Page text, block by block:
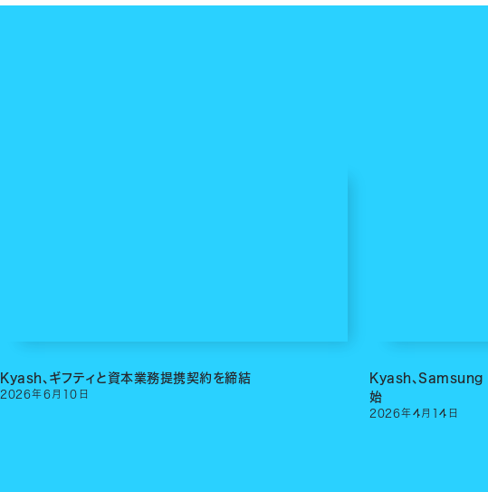
Kyash、ギフティと資本業務提携契約を締結
2026年6 月 10 日
Kyash、Samsung
始
2026年4 月 14 日